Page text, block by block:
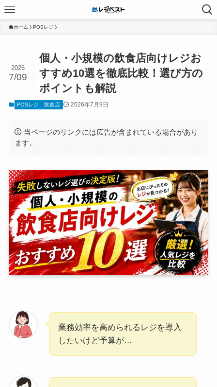
ホーム POSレジ
個人・小規模の飲食店向けレジお
すすめ10選を徹底比較！選び方の
ポイントも解説
2026
7/09
POSレジ 飲食店 2026年7月9日
当ページのリンクには広告が含まれている場合があり
ます。
業務効率を高められるレジを導入
したいけど予算が…